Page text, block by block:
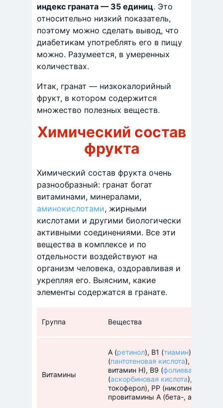
индекс граната — 35 единиц. Это
относительно низкий показатель,
поэтому можно сделать вывод, что
диабетикам употреблять его в пищу
можно. Разумеется, в умеренных
количествах.
Итак, гранат — низкокалорийный
фрукт, в котором содержится
множество полезных веществ.
Химический состав
фрукта
Химический состав фрукта очень
разнообразный: гранат богат
витаминами, минералами,
аминокислотами, жирными
кислотами и другими биологически
активными соединениями. Все эти
вещества в комплексе и по
отдельности воздействуют на
организм человека, оздоравливая и
укрепляя его. Выясним, какие
элементы содержатся в гранате.
Группа Вещества
Витамины
А (ретинол), В1 (тиамин), В2 (
(пантотеновая кислота), В6 (
витамин Н), В9 (фолиевая
(аскорбиновая кислота), D (
токоферол), РР (никотиновая
провитамины А (бета-, альфа-